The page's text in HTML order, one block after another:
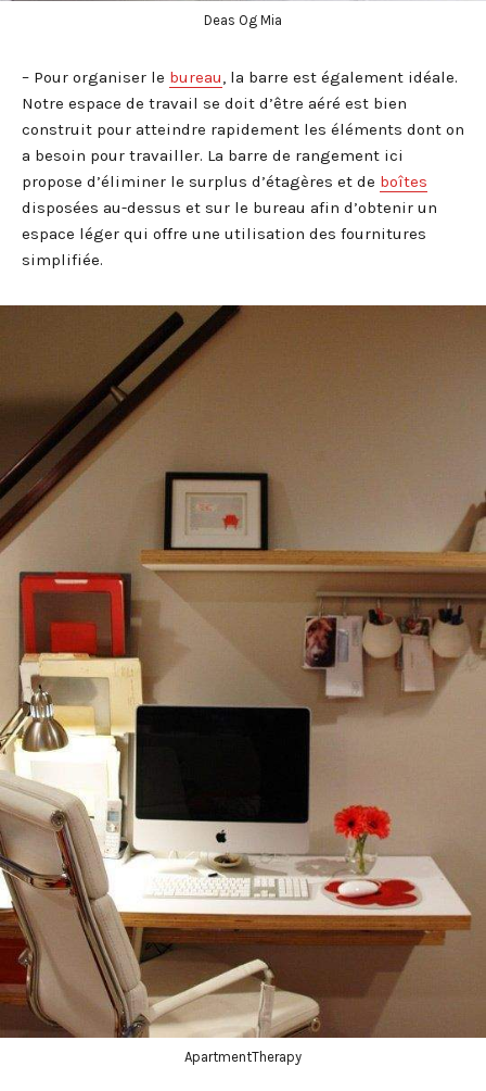
Deas Og Mia
– Pour organiser le bureau, la barre est également idéale.
Notre espace de travail se doit d’être aéré est bien
construit pour atteindre rapidement les éléments dont on
a besoin pour travailler. La barre de rangement ici
propose d’éliminer le surplus d’étagères et de boîtes
disposées au-dessus et sur le bureau afin d’obtenir un
espace léger qui offre une utilisation des fournitures
simplifiée.
ApartmentTherapy